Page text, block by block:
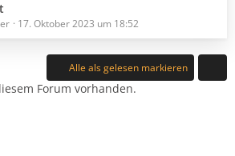
17. Oktober 2023 um 18:52
Alle als gelesen markieren
Forum vorhanden.